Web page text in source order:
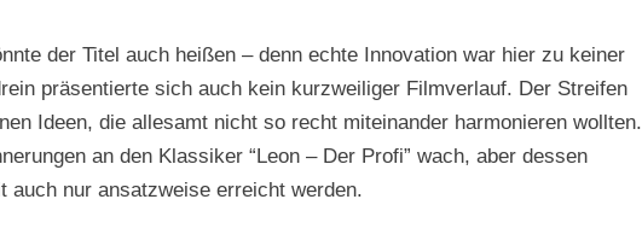
der Titel auch heißen – denn echte Innovation war hier zu keiner
präsentierte sich auch kein kurzweiliger Filmverlauf. Der Streifen
Ideen, die allesamt nicht so recht miteinander harmonieren wollten.
an den Klassiker “Leon – Der Profi” wach, aber dessen
auch nur ansatzweise erreicht werden.